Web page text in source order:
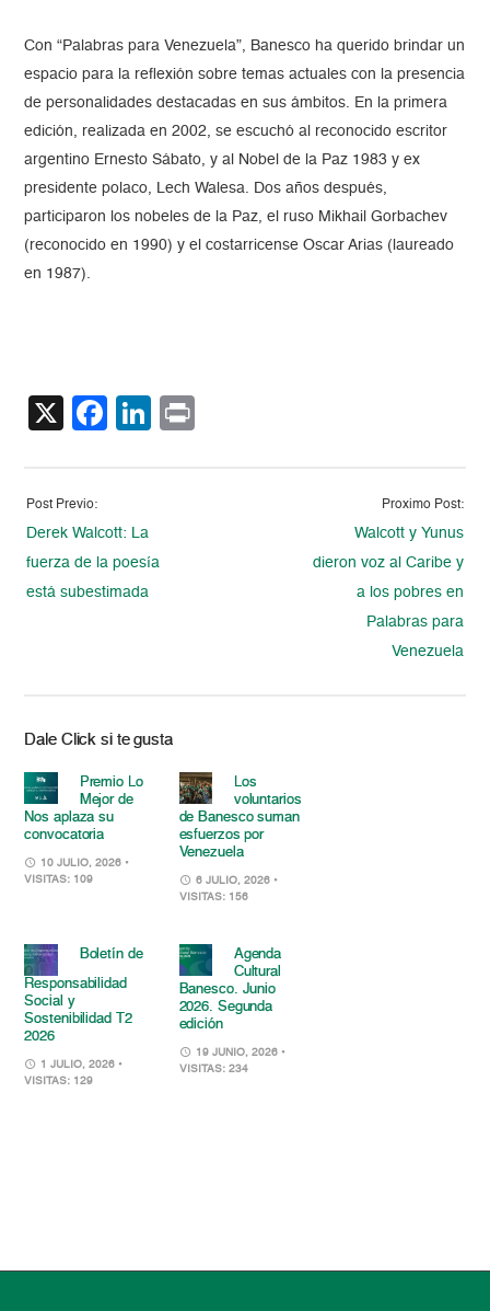
Con “Palabras para Venezuela”, Banesco ha querido brindar un
espacio para la reflexión sobre temas actuales con la presencia
de personalidades destacadas en sus ámbitos. En la primera
edición, realizada en 2002, se escuchó al reconocido escritor
argentino Ernesto Sábato, y al Nobel de la Paz 1983 y ex
presidente polaco, Lech Walesa. Dos años después,
participaron los nobeles de la Paz, el ruso Mikhail Gorbachev
(reconocido en 1990) y el costarricense Oscar Arias (laureado
en 1987).
X Facebook
LinkedIn
Post Previo:
Derek Walcott: La
fuerza de la poesía
está subestimada
Proximo Post:
Walcott y Yunus
dieron voz al Caribe y
a los pobres en
Palabras para
Venezuela
Dale Click si te gusta
Premio Lo
Mejor de
Nos aplaza su
convocatoria
10 JULIO, 2026 •
VISITAS: 109
Los
voluntarios
de Banesco suman
esfuerzos por
Venezuela
6 JULIO, 2026 •
VISITAS: 156
Boletín de
Responsabilidad
Social y
Sostenibilidad T2
2026
1 JULIO, 2026 •
VISITAS: 129
Agenda
Cultural
Banesco. Junio
2026. Segunda
edición
19 JUNIO, 2026 •
VISITAS: 234